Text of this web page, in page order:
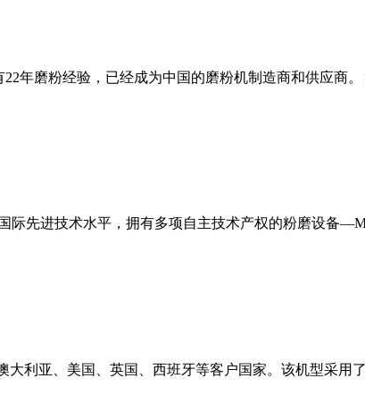
年磨粉经验，已经成为中国的磨粉机制造商和供应商
际先进技术水平，拥有多项自主技术产权的粉磨设备
大利亚、美国、英国、西班牙等客户国家。该机型采